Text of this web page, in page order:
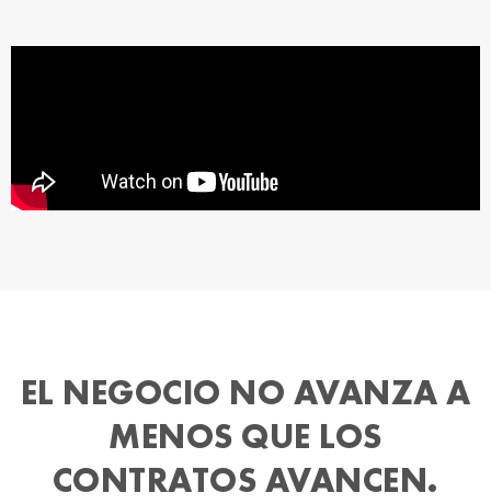
EL NEGOCIO NO AVANZA A
MENOS QUE LOS
CONTRATOS AVANCEN.